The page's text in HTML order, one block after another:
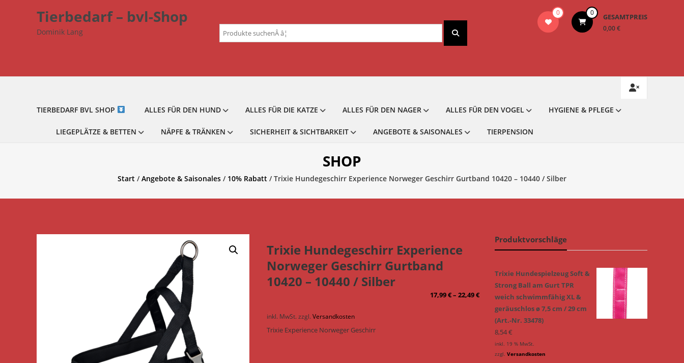
Tierbedarf – bvl-Shop
Dominik Lang
0 0 GESAMTPREIS
0,00 €
Suchen
nach:
TIERBEDARF BVL SHOP ALLES FÜR DEN HUND ALLES FÜR DIE KATZE ALLES FÜR DEN NAGER ALLES FÜR DEN VOGEL HYGIENE & PFLEGE
LIEGEPLÄTZE & BETTEN NÄPFE & TRÄNKEN SICHERHEIT & SICHTBARKEIT ANGEBOTE & SAISONALES TIERPENSION
SHOP
Start /Angebote & Saisonales / 10% Rabatt / Trixie Hundegeschirr Experience Norweger Geschirr Gurtband 10420 – 10440 / Silber
Trixie Hundegeschirr Experience
Norweger Geschirr Gurtband
10420 – 10440 / Silber
17,99€– 22,49€
inkl. MwSt. zzgl.Versandkosten
Trixie Experience Norweger Geschirr
Produktvorschläge
Trixie Hundespielzeug Soft &
Strong Ball am Gurt TPR
weich schwimmfähig XL &
geräuschlos ø 7,5 cm / 29 cm
(Art.-Nr. 33478)
8,54€
inkl. 19 % MwSt.
zzgl. Versandkosten